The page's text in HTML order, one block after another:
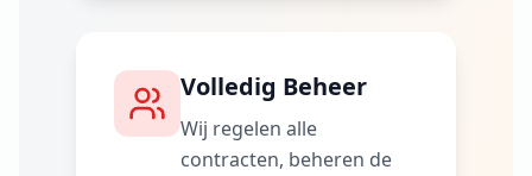
Volledig Beheer
Wij regelen alle
contracten, beheren de